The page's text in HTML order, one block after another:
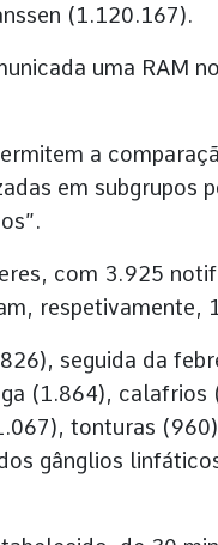
(1.120.167).
uma RAM
a
em subgrupos
com 3.925
respetivamente,
seguida da
(1.864), calafrios
tonturas
gânglios